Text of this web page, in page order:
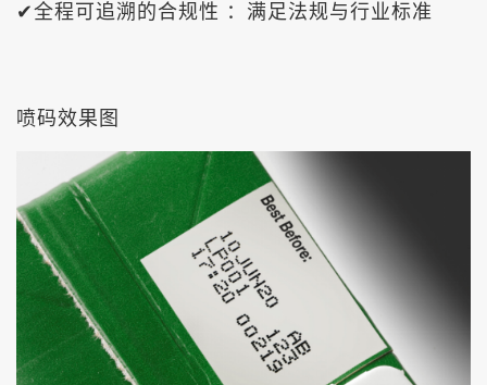
✔全程可追溯的合规性 ：满足法规与行业标准
喷码效果图